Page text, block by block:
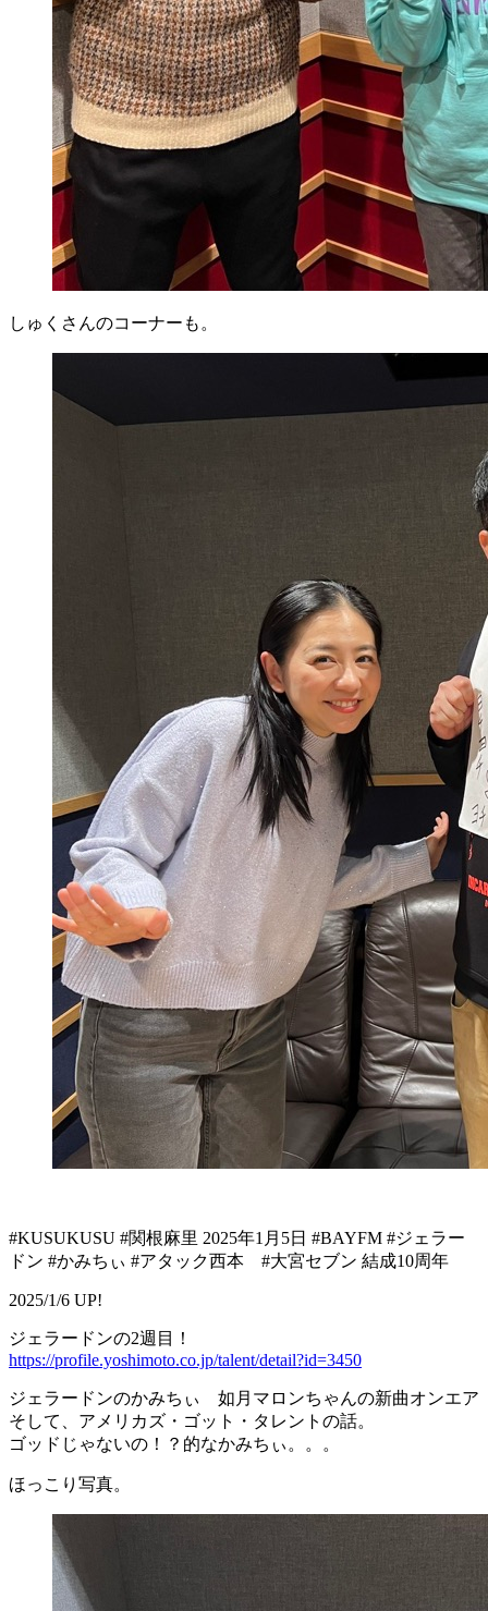
しゅくさんのコーナーも。
#KUSUKUSU #関根麻里 2025年1月5日 #BAYFM #ジェラー
ドン #かみちぃ #アタック西本 #大宮セブン 結成10周年
2025/1/6 UP!
ジェラードンの2週目！
https://profile.yoshimoto.co.jp/talent/detail?id=3450
ジェラードンのかみちぃ 如月マロンちゃんの新曲オンエア
そして、アメリカズ・ゴット・タレントの話。
ゴッドじゃないの！？的なかみちぃ。。。
ほっこり写真。